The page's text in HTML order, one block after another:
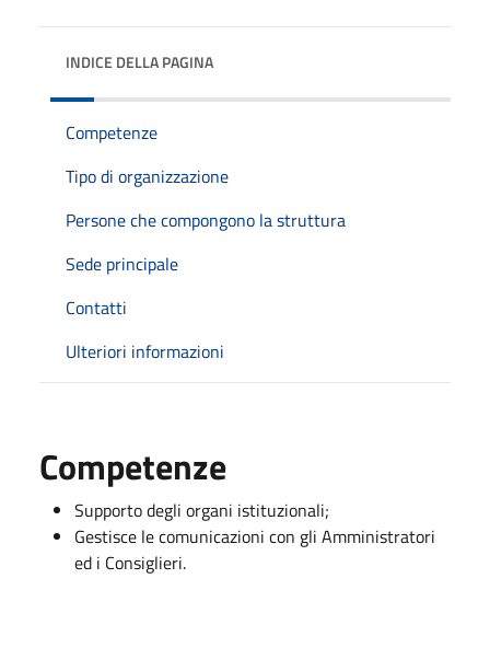
INDICE DELLA PAGINA
Competenze
Tipo di organizzazione
Persone che compongono la struttura
Sede principale
Contatti
Ulteriori informazioni
Competenze
Supporto degli organi istituzionali;
Gestisce le comunicazioni con gli Amministratori
ed i Consiglieri.